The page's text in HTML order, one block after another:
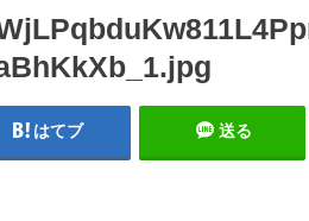
はてブ 送る